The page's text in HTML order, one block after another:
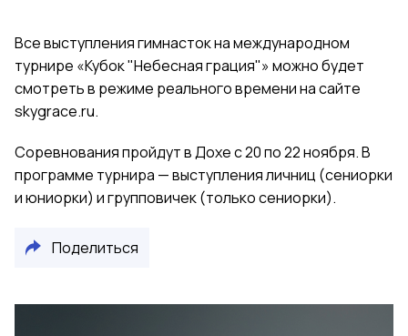
Все выступления гимнасток на международном
турнире «Кубок "Небесная грация"» можно будет
смотреть в режиме реального времени на сайте
skygrace.ru.
Соревнования пройдут в Дохе с 20 по 22 ноября. В
программе турнира — выступления личниц (сениорки
и юниорки) и групповичек (только сениорки).
Поделиться